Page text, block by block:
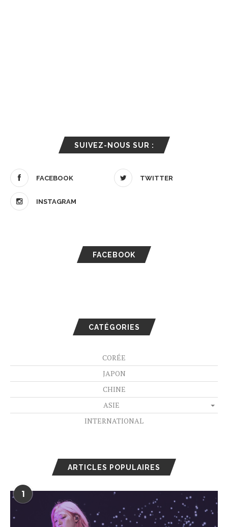
SUIVEZ-NOUS SUR :
FACEBOOK TWITTER
INSTAGRAM
FACEBOOK
CATÉGORIES
CORÉE
JAPON
CHINE
ASIE
INTERNATIONAL
ARTICLES POPULAIRES
1